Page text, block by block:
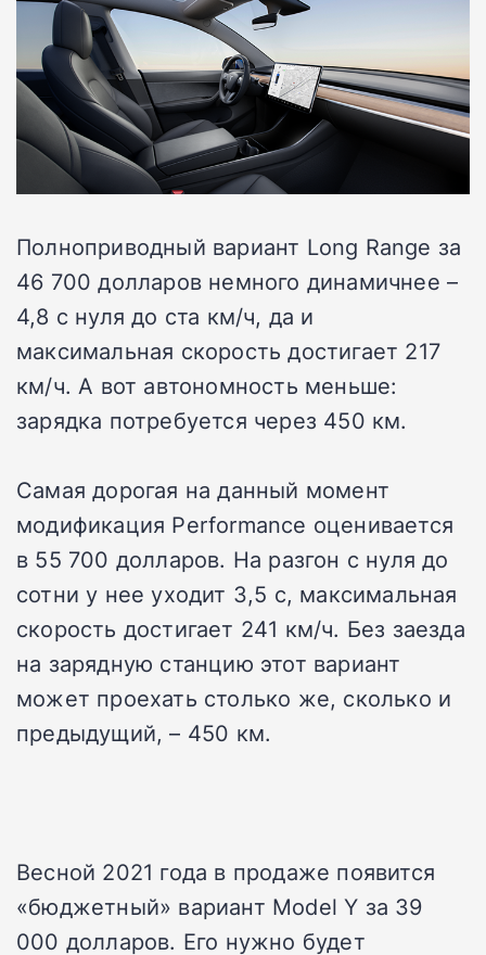
Полноприводный вариант Long Range за
46 700 долларов немного динамичнее –
4,8 с нуля до ста км/ч, да и
максимальная скорость достигает 217
км/ч. А вот автономность меньше:
зарядка потребуется через 450 км.
Самая дорогая на данный момент
модификация Performance оценивается
в 55 700 долларов. На разгон с нуля до
сотни у нее уходит 3,5 с, максимальная
скорость достигает 241 км/ч. Без заезда
на зарядную станцию этот вариант
может проехать столько же, сколько и
предыдущий, – 450 км.
Весной 2021 года в продаже появится
«бюджетный» вариант Model Y за 39
000 долларов. Его нужно будет